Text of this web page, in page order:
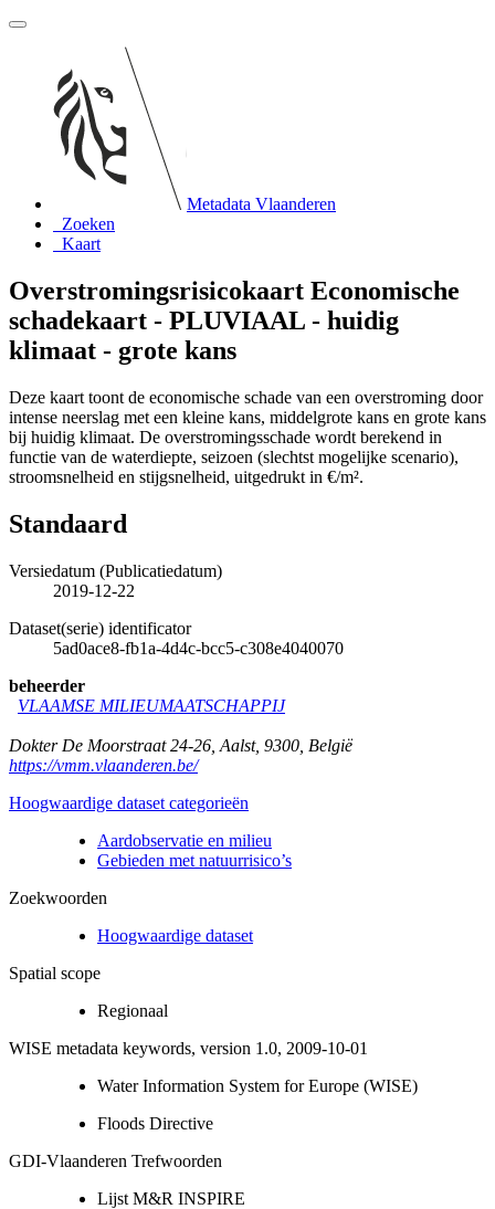
Metadata Vlaanderen
Zoeken
Kaart
Overstromingsrisicokaart Economische
schadekaart - PLUVIAAL - huidig
klimaat - grote kans
Deze kaart toont de economische schade van een overstroming door
intense neerslag met een kleine kans, middelgrote kans en grote kans
bij huidig klimaat. De overstromingsschade wordt berekend in
functie van de waterdiepte, seizoen (slechtst mogelijke scenario),
stroomsnelheid en stijgsnelheid, uitgedrukt in €/m².
Standaard
Versiedatum (Publicatiedatum)
2019-12-22
Dataset(serie) identificator
5ad0ace8-fb1a-4d4c-bcc5-c308e4040070
beheerder
VLAAMSE MILIEUMAATSCHAPPIJ
Dokter De Moorstraat 24-26 Aalst, 9300 België
https://vmm.vlaanderen.be/
Hoogwaardige dataset categorieën
Aardobservatie en milieu
Gebieden met natuurrisico’s
Zoekwoorden
Hoogwaardige dataset
Spatial scope
Regionaal
WISE metadata keywords, version 1.0, 2009-10-01
Water Information System for Europe (WISE)
Floods Directive
GDI-Vlaanderen Trefwoorden
Lijst M&R INSPIRE